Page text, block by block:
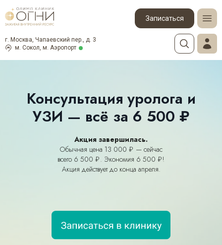
Записаться
м. Сокол, м. Аэропорт
г. Москва, Чапаевский пер., д. 3
Консультация уролога и
УЗИ — всё за 6 500 ₽
Акция завершилась.
Обычная цена 13 000 ₽ — сейчас
всего 6 500 ₽. Экономия 6 500 ₽!
Акция действует до конца апреля.